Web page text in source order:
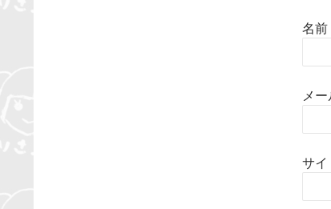
名前
メ
サイ